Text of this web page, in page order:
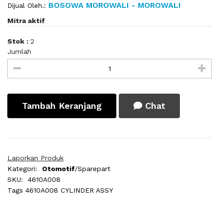
Dijual Oleh.: BOSOWA MOROWALI - MOROWALI
Mitra aktif
Stok : 2
Jumlah
Tambah Keranjang Chat
Laporkan Produk
Kategori:
Otomotif/Sparepart
SKU:
4610A008
Tags 4610A008 CYLINDER ASSY